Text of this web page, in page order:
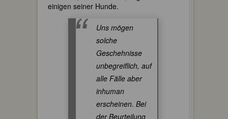
einigen seiner Hunde.
Uns mögen
solche
Geschehnisse
unbegreiflich, auf
alle Fälle aber
inhuman
erscheinen. Bei
der Beurteilung